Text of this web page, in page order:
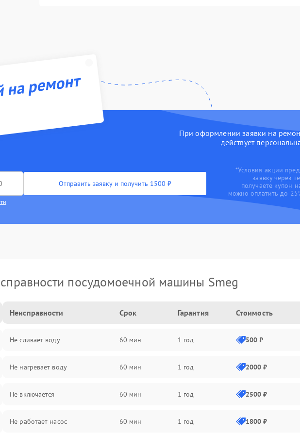
ремонт
При оформлении заявки на
действует
Отправить заявку и получить 1500 ₽
*Условия акции
заявку через
получаете купон
можно оплатить до
посудомоечной машины Smeg
Неисправности Срок Гарантия Стоимость
Не сливает воду 60 мин 1 год 500 ₽
Не нагревает воду 60 мин 1 год 2000 ₽
Не включается 60 мин 1 год 2500 ₽
Не работает насос 60 мин 1 год 1800 ₽